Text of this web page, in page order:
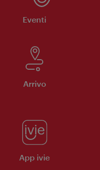
Eventi
Arrivo
App ivie